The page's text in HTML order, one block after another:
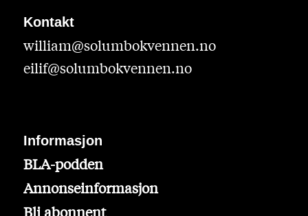
Kontakt
william@solumbokvennen.no
eilif@solumbokvennen.no
Informasjon
BLA-podden
Annonseinformasjon
Bli abonnent